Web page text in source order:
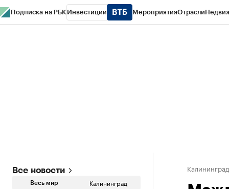
Подписка на РБК Инвестиции МероприятияОтрасли
Все новости
Весь мир Калининград
Калининград